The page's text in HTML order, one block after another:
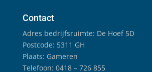
Contact
Adres bedrijfsruimte: De Hoef 5D
Postcode: 5311 GH
Plaats: Gameren
Telefoon: 0418 – 726 855